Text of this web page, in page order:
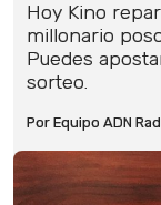
Hoy Kino
millonario
Puedes
sorteo.
Por Equipo ADN